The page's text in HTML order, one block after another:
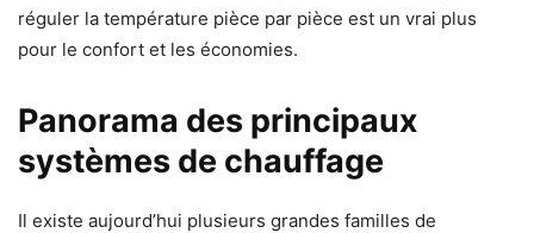
réguler la température pièce par pièce est un vrai plus
pour le confort et les économies.
Panorama des principaux
systèmes de chauffage
Il existe aujourd’hui plusieurs grandes familles de